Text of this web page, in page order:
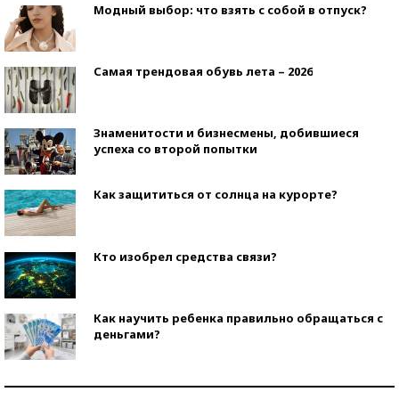
Модный выбор: что взять с собой в отпуск?
Самая трендовая обувь лета – 2026
Знаменитости и бизнесмены, добившиеся
успеха со второй попытки
Как защититься от солнца на курорте?
Кто изобрел средства связи?
Как научить ребенка правильно обращаться с
деньгами?